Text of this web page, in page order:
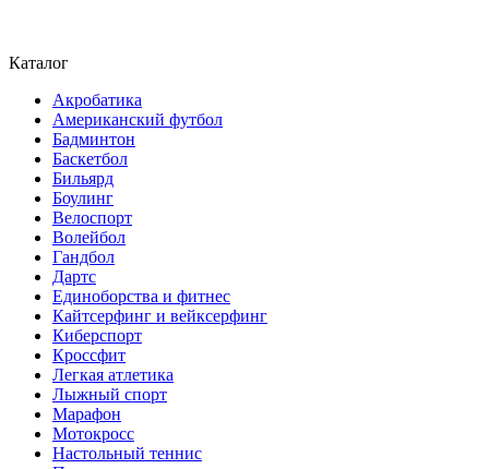
Каталог
Акробатика
Американский футбол
Бадминтон
Баскетбол
Бильярд
Боулинг
Велоспорт
Волейбол
Гандбол
Дартс
Единоборства и фитнес
Кайтсерфинг и вейксерфинг
Киберспорт
Кроссфит
Легкая атлетика
Лыжный спорт
Марафон
Мотокросс
Настольный теннис